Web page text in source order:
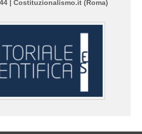
| Costituzionalismo.it (Roma)